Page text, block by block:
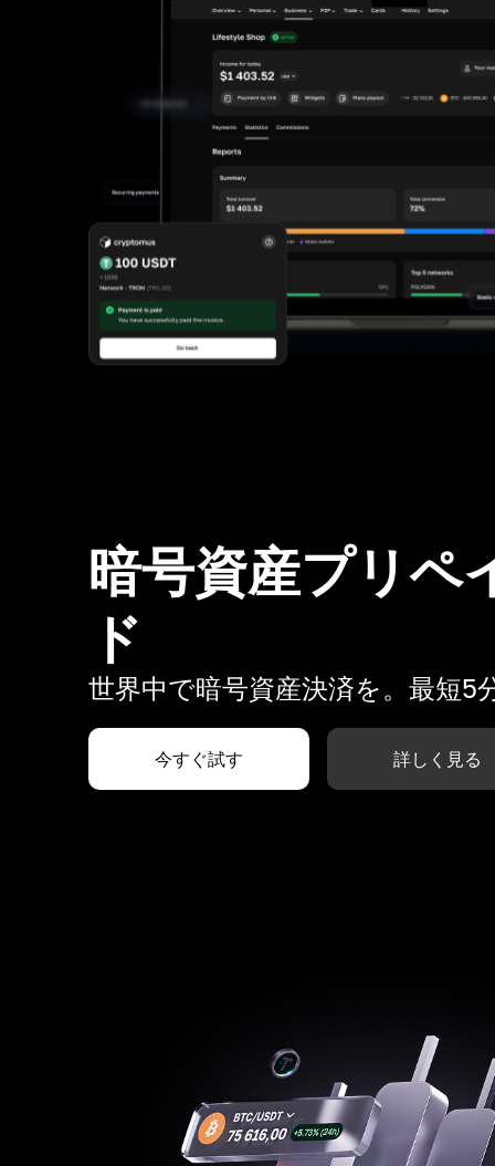
暗号資産プリペ
ド
世界中で暗号資産決済を。最短5
今すぐ試す 詳しく見る